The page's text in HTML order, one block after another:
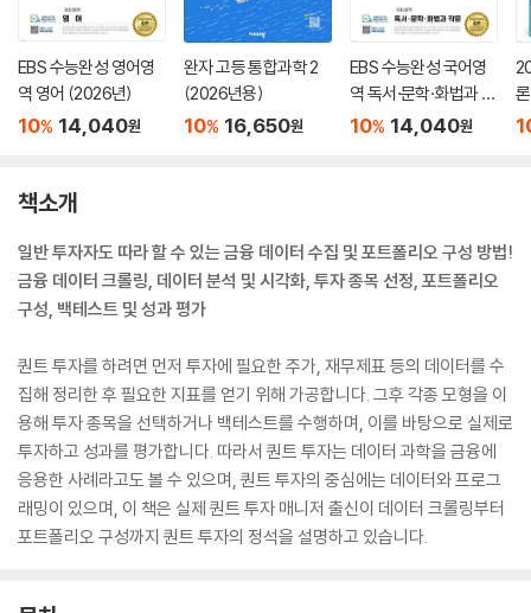
EBS 수능완성 영어영
역 영어 (2026년)
10% 14,040원
완자 고등 통합과학 2
(2026년용)
10% 16,650원
EBS 수능완성 국어영
역 독서·문학·화법과 작
문 (2026년)
10% 14,040원
(
책소개
일반 투자자도 따라 할 수 있는 금융 데이터 수집 및 포트폴리오 구성 방법!
금융 데이터 크롤링, 데이터 분석 및 시각화, 투자 종목 선정, 포트폴리오
구성, 백테스트 및 성과 평가
퀀트 투자를 하려면 먼저 투자에 필요한 주가, 재무제표 등의 데이터를 수
집해 정리한 후 필요한 지표를 얻기 위해 가공합니다. 그후 각종 모형을 이
용해 투자 종목을 선택하거나 백테스트를 수행하며, 이를 바탕으로 실제로
투자하고 성과를 평가합니다. 따라서 퀀트 투자는 데이터 과학을 금융에
응용한 사례라고도 볼 수 있으며, 퀀트 투자의 중심에는 데이터와 프로그
래밍이 있으며, 이 책은 실제 퀀트 투자 매니저 출신이 데이터 크롤링부터
포트폴리오 구성까지 퀀트 투자의 정석을 설명하고 있습니다.